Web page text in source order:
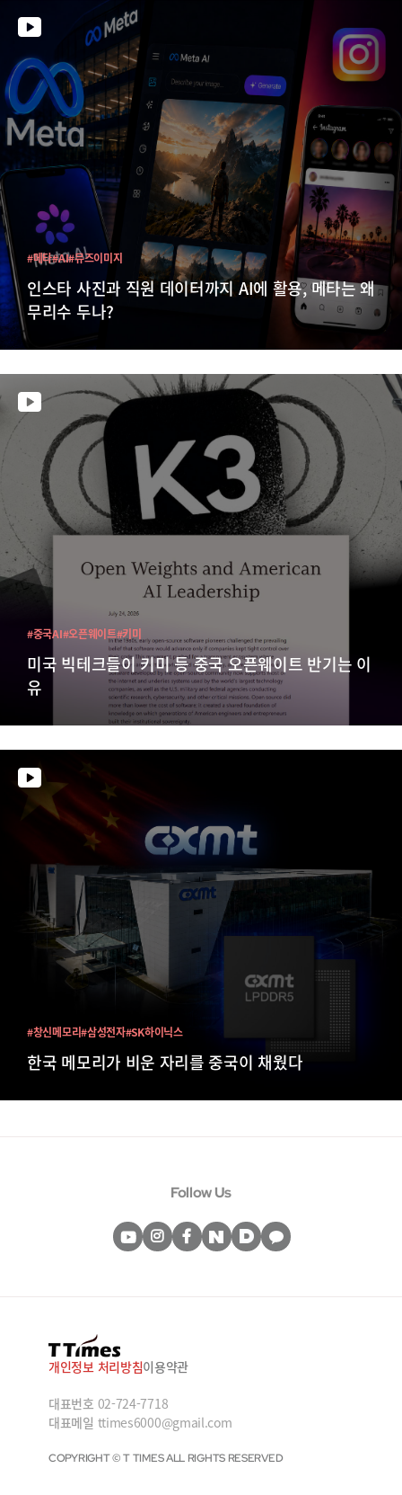
인스타 사진과 직원 데이터까지 AI에 활용, 메타는 왜
무리수 두나?
#메타#AI#뮤즈이미지
미국 빅테크들이 키미 등 중국 오픈웨이트 반기는 이
유
#중국AI#오픈웨이트#키미
한국 메모리가 비운 자리를 중국이 채웠다
#창신메모리#삼성전자#SK하이닉스
Follow Us
개인정보 처리방침이용약관
대표번호 02-724-7718
대표메일 ttimes6000@gmail.com
COPYRIGHT © T TIMES ALL RIGHTS RESERVED